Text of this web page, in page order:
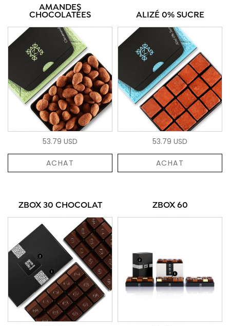
AMANDES
CHOCOLATÉES
53.79 USD
ACHAT
ALIZÉ 0% SUCRE
53.79 USD
ACHAT
ZBOX 30 CHOCOLAT ZBOX 60